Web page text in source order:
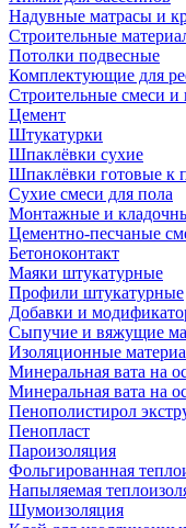
Надувные матрасы и
Строительные
Потолки подвесные
Комплектующие для
Строительные смеси и
Цемент
Штукатурки
Шпаклёвки сухие
Шпаклёвки готовые к
Сухие смеси для пола
Монтажные и
Цементно-песчаные
Бетоноконтакт
Маяки штукатурные
Профили штукатурные
Добавки и
Сыпучие и вяжущие
Изоляционные
Минеральная вата на
Минеральная вата на
Пенополистирол
Пенопласт
Пароизоляция
Фольгированная
Напыляемая
Шумоизоляция